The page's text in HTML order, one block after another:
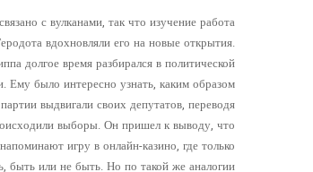
с вулканами, так что изучение работа
вдохновляли его на новые открытия.
долгое время разбирался в политической
Ему было интересно узнать, каким образом
выдвигали своих депутатов, переводя
выборы. Он пришел к выводу, что
игру в онлайн-казино, где только
быть или не быть. Но по такой же аналогии